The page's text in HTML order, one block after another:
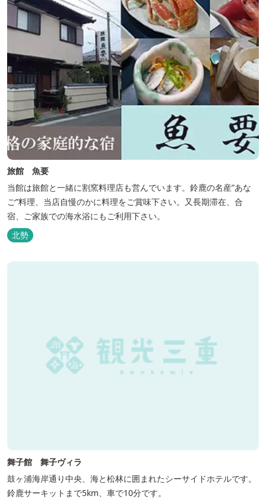
旅館 魚要
当館は旅館と一緒に割窯料理店も営んでいます。鈴鹿の名産”あな
ご”料理、当店自慢のかに料理をご賞味下さい。又長期滞在、合
宿、ご家族での海水浴にもご利用下さい。
北勢
舞子館 舞子ヴィラ
鼓ヶ浦海岸通り中央、海と松林に囲まれたシーサイドホテルです。
鈴鹿サーキットまで5km、車で10分です。